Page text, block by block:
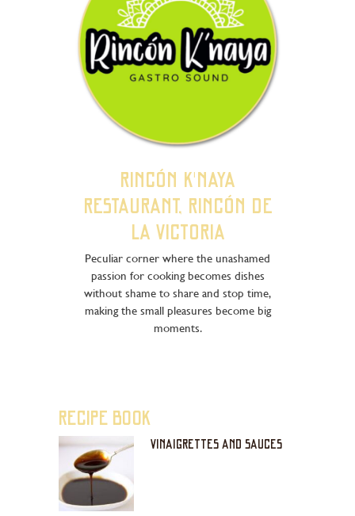
RINCÓN K'NAYA
RESTAURANT, RINCÓN DE
LA VICTORIA
Peculiar corner where the unashamed
passion for cooking becomes dishes
without shame to share and stop time,
making the small pleasures become big
moments.
RECIPE BOOK
VINAIGRETTES AND SAUCES